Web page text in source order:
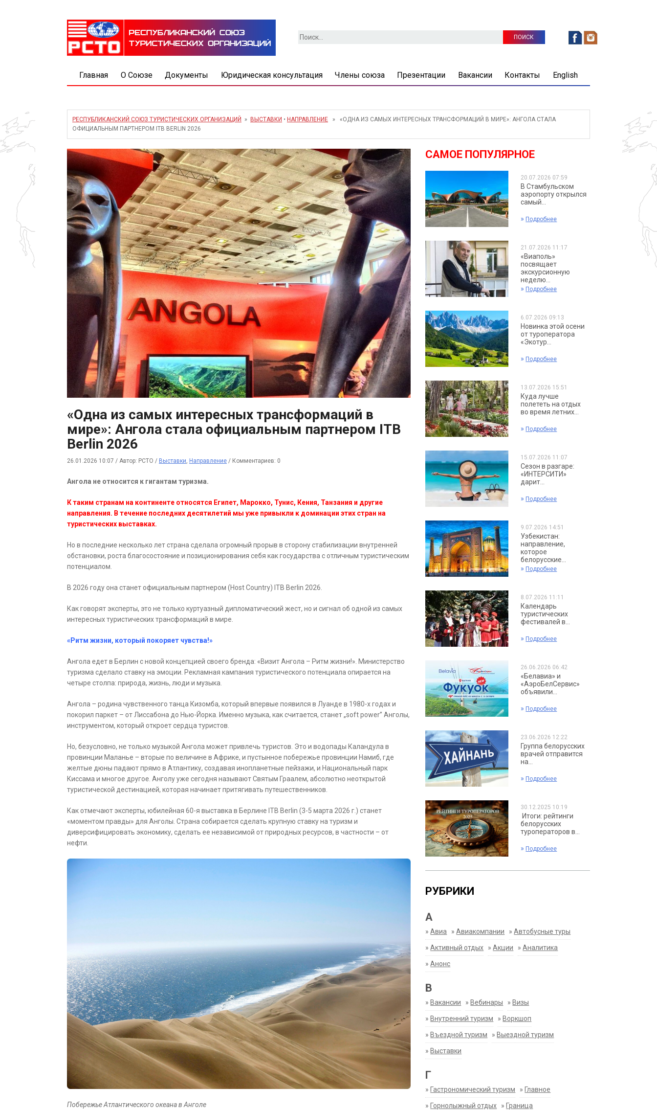
Найти:
Главная О Союзе Документы Юридическая консультация Члены союза Презентации Вакансии Контакты English
РЕСПУБЛИКАНСКИЙ СОЮЗ ТУРИСТИЧЕСКИХ ОРГАНИЗАЦИЙ » ВЫСТАВКИ • НАПРАВЛЕНИЕ » «ОДНА ИЗ САМЫХ ИНТЕРЕСНЫХ ТРАНСФОРМАЦИЙ В МИРЕ»: АНГОЛА СТАЛА
ОФИЦИАЛЬНЫМ ПАРТНЕРОМ ITB BERLIN 2026
«Одна из самых интересных трансформаций в
мире»: Ангола стала официальным партнером ITB
Berlin 2026
26.01.2026 10:07 / Автор: РСТО / Выставки, Направление / Комментариев: 0
Ангола не относится к гигантам туризма.
К таким странам на континенте относятся Египет, Марокко, Тунис, Кения, Танзания и другие
направления. В течение последних десятилетий мы уже привыкли к доминации этих стран на
туристических выставках.
Но в последние несколько лет страна сделала огромный прорыв в сторону стабилизации внутренней
обстановки, роста благосостояние и позиционирования себя как государства с отличным туристическим
потенциалом.
В 2026 году она станет официальным партнером (Host Country) ITB Berlin 2026.
Как говорят эксперты, это не только куртуазный дипломатический жест, но и сигнал об одной из самых
интересных туристических трансформаций в мире.
«Ритм жизни, который покоряет чувства!»
Ангола едет в Берлин с новой концепцией своего бренда: «Визит Ангола – Ритм жизни!». Министерство
туризма сделало ставку на эмоции. Рекламная кампания туристического потенциала опирается на
четыре столпа: природа, жизнь, люди и музыка.
Ангола – родина чувственного танца Кизомба, который впервые появился в Луанде в 1980-х годах и
покорил паркет – от Лиссабона до Нью-Йорка. Именно музыка, как считается, станет „soft power” Анголы,
инструментом, который откроет сердца туристов.
Но, безусловно, не только музыкой Ангола может привлечь туристов. Это и водопады Каландула в
провинции Маланье – вторые по величине в Африке, и пустынное побережье провинции Намиб, где
желтые дюны падают прямо в Атлантику, создавая инопланетные пейзажи, и Национальный парк
Киссама и многое другое. Анголу уже сегодня называют Святым Граалем, абсолютно неоткрытой
туристической дестинацией, которая начинает притягивать путешественников.
Как отмечают эксперты, юбилейная 60-я выставка в Берлине ITB Berlin (3-5 марта 2026 г.) станет
«моментом правды» для Анголы. Страна собирается сделать крупную ставку на туризм и
диверсифицировать экономику, сделать ее независимой от природных ресурсов, в частности – от
нефти.
Побережье Атлантического океана в Анголе
САМОЕ ПОПУЛЯРНОЕ
20.07.2026 07:59
В Стамбульском
аэропорту открылся
самый...
» Подробнее
21.07.2026 11:17
«Виаполь»
посвящает
экскурсионную
неделю...
» Подробнее
6.07.2026 09:13
Новинка этой осени
от туроператора
«Экотур...
» Подробнее
13.07.2026 15:51
Куда лучше
полететь на отдых
во время летних...
» Подробнее
15.07.2026 11:07
Сезон в разгаре:
«ИНТЕРСИТИ»
дарит...
» Подробнее
9.07.2026 14:51
Узбекистан:
направление,
которое
белорусские...
» Подробнее
8.07.2026 11:11
Календарь
туристических
фестивалей в...
» Подробнее
26.06.2026 06:42
«Белавиа» и
«АэроБелСервис»
объявили...
» Подробнее
23.06.2026 12:22
Группа белорусских
врачей отправится
на...
» Подробнее
30.12.2025 10:19
Итоги: рейтинги
белорусских
туроператоров в...
» Подробнее
РУБРИКИ
А
»Авиа »Авиакомпании »Автобусные туры
»Активный отдых »Акции »Аналитика
»Анонс
В
» Вакансии » Вебинары » Визы
» Внутренний туризм » Воркшоп
» Въездной туризм » Выездной туризм
» Выставки
Г
» Гастрономический туризм » Главное
» Горнолыжный отдых » Граница